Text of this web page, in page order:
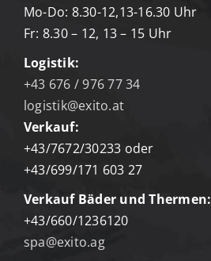
Mo-Do: 8.30-12,13-16.30 Uhr
Fr: 8.30 – 12, 13 – 15 Uhr
Logistik:
+43 676 / 976 77 34
logistik@exito.at
Verkauf:
+43/7672/30233 oder
+43/699/171 603 27
Verkauf Bäder und Thermen:
+43/660/1236120
spa@exito.ag